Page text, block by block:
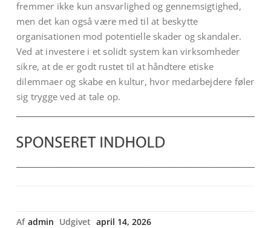
fremmer ikke kun ansvarlighed og gennemsigtighed,
men det kan også være med til at beskytte
organisationen mod potentielle skader og skandaler.
Ved at investere i et solidt system kan virksomheder
sikre, at de er godt rustet til at håndtere etiske
dilemmaer og skabe en kultur, hvor medarbejdere føler
sig trygge ved at tale op.
Af admin Udgivet april 14, 2026